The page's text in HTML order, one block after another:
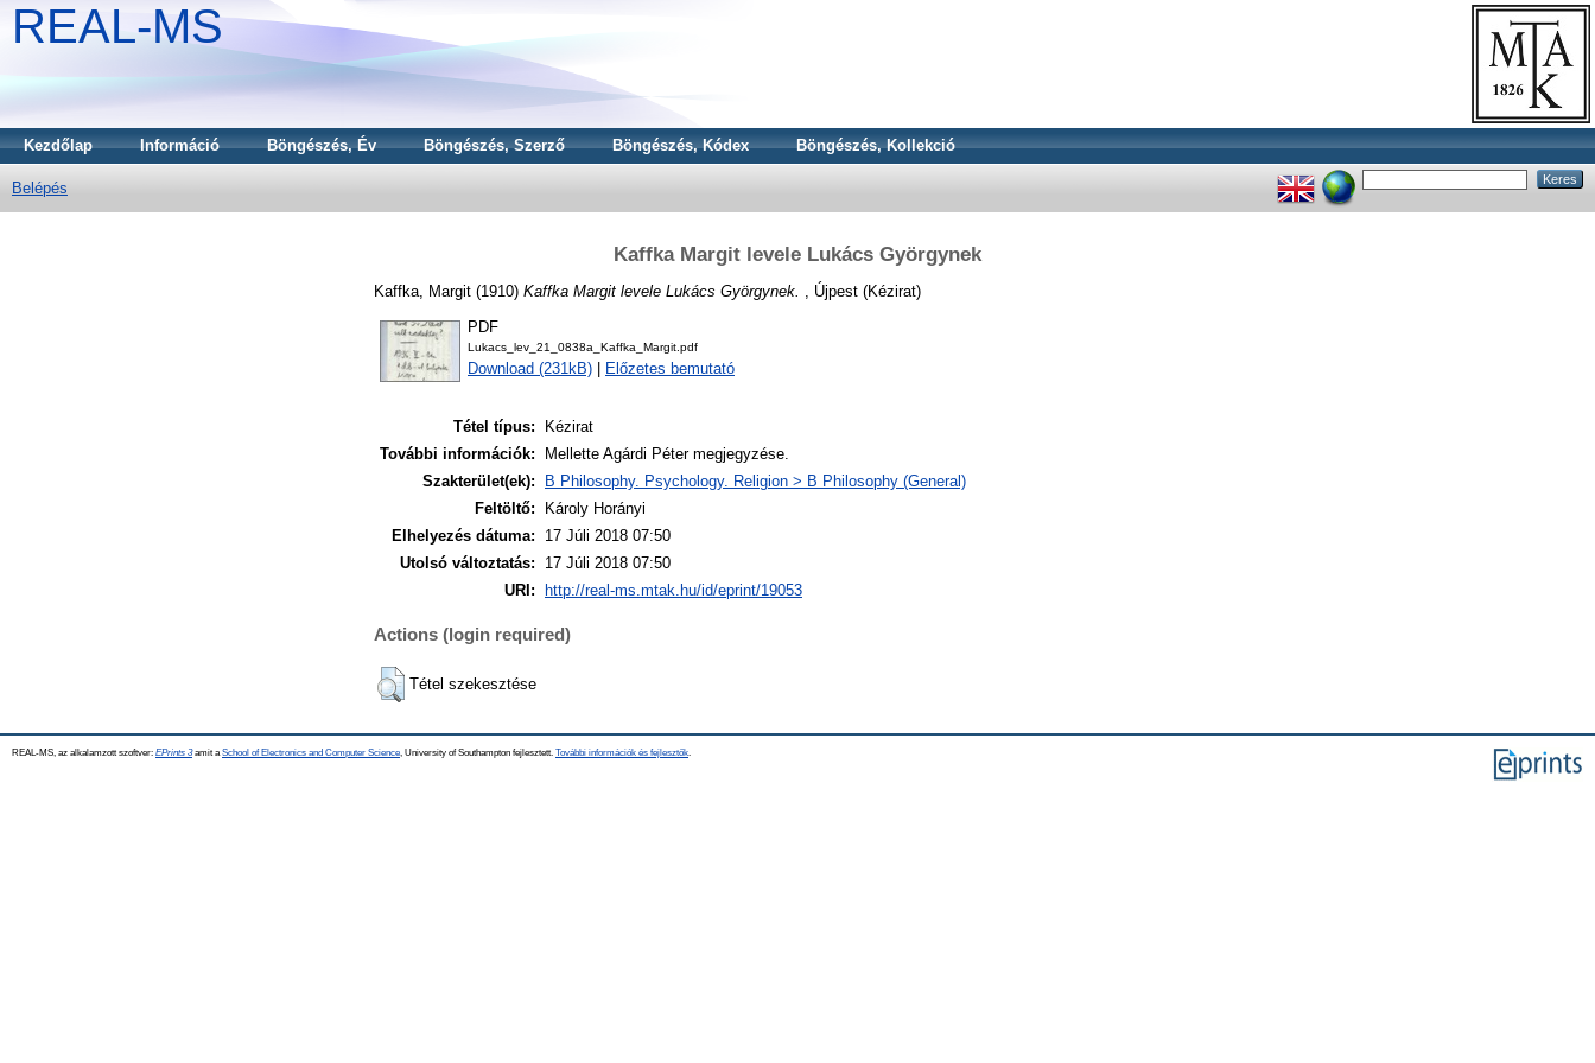
REAL-MS
Kezdőlap Információ Böngészés, Év Böngészés, Szerző Böngészés, Kódex Böngészés, Kollekció
Belépés
Kaffka Margit levele Lukács Györgynek
Kaffka, Margit (1910) Kaffka Margit levele Lukács Györgynek. , Újpest (Kézirat)
PDF
Lukacs_lev_21_0838a_Kaffka_Margit.pdf
Download (231kB) Előzetes bemutató
Tétel típus:
Kézirat
További információk:
Mellette Agárdi Péter megjegyzése.
Szakterület(ek):
B Philosophy. Psychology. Religion > B Philosophy (General)
Feltöltő:
Károly Horányi
Elhelyezés dátuma:
17 Júli 2018 07:50
Utolsó változtatás:
17 Júli 2018 07:50
URI:
http://real-ms.mtak.hu/id/eprint/19053
Actions (login required)
Tétel szekesztése
REAL-MS, az alkalamzott szoftver: EPrints 3amit a School of Electronics and Computer Science , University of Southampton fejlesztett. További információk és fejlesztők